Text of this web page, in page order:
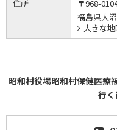
住所
〒968-
福島県大
大きな
昭和村役場昭和村保健医療
行く